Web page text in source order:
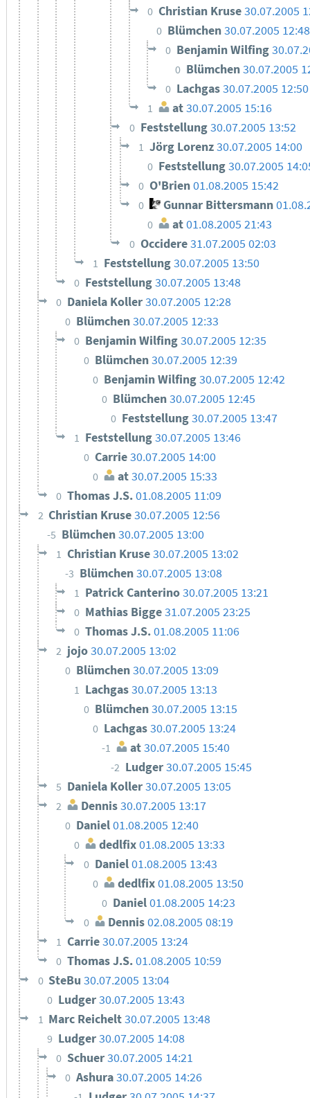
0 Christian Kruse30.07.2005
0 Blümchen30.07.2005 12:48
0 Benjamin Wilfing
0 Blümchen30.07.2005
0 Lachgas30.07.2005 12:50
1 at30.07.2005 15:16
0 Feststellung30.07.2005 13:52
1 Jörg Lorenz30.07.2005 14:00
0 Feststellung30.07.2005
0 O'Brien01.08.2005 15:42
0 Gunnar Bittersmann
0 at01.08.2005 21:43
0 Occidere31.07.2005 02:03
1 Feststellung30.07.2005 13:50
0 Feststellung30.07.2005 13:48
0 Daniela Koller30.07.2005 12:28
0 Blümchen30.07.2005 12:33
0 Benjamin Wilfing30.07.2005 12:35
0 Blümchen30.07.2005 12:39
0 Benjamin Wilfing30.07.2005 12:42
0 Blümchen30.07.2005 12:45
0 Feststellung30.07.2005 13:47
1 Feststellung30.07.2005 13:46
0 Carrie30.07.2005 14:00
0 at 30.07.2005 15:33
0 Thomas J.S.01.08.2005 11:09
2 Christian Kruse30.07.2005 12:56
-5 Blümchen30.07.2005 13:00
1 Christian Kruse30.07.2005 13:02
-3 Blümchen30.07.2005 13:08
1 Patrick Canterino30.07.2005 13:21
0 Mathias Bigge31.07.2005 23:25
0 Thomas J.S.01.08.2005 11:06
2 jojo30.07.2005 13:02
0 Blümchen30.07.2005 13:09
1 Lachgas30.07.2005 13:13
0 Blümchen30.07.2005 13:15
0 Lachgas30.07.2005 13:24
-1 at30.07.2005 15:40
-2 Ludger30.07.2005 15:45
5 Daniela Koller30.07.2005 13:05
2 Dennis30.07.2005 13:17
0 Daniel01.08.2005 12:40
0 dedlfix01.08.2005 13:33
0 Daniel01.08.2005 13:43
0 dedlfix 01.08.2005 13:50
0 Daniel01.08.2005 14:23
0 Dennis02.08.2005 08:19
1 Carrie30.07.2005 13:24
0 Thomas J.S.01.08.2005 10:59
0 SteBu30.07.2005 13:04
0 Ludger30.07.2005 13:43
1 Marc Reichelt30.07.2005 13:48
9 Ludger30.07.2005 14:08
0 Schuer30.07.2005 14:21
0 Ashura30.07.2005 14:26